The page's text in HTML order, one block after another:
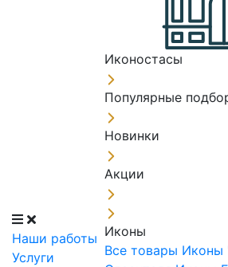
Наши работы
Услуги
Иконостасы
Популярные
Новинки
Акции
Иконы
Все товары Иконы